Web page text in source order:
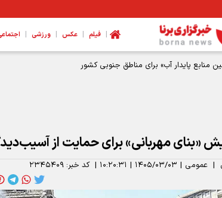
| فیلم | عکس | ورزشی |
منابع پایدار آب» برای مناطق جنوبی کشور
«بنای مهربانی» برای حمایت از
| عمومی | ۱۴۰۵/۰۳/۰۳ | ۱۰:۲۰:۳۱ | کد خبر: ۲۳۴۵۴۰۹